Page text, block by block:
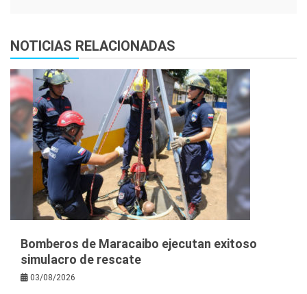
NOTICIAS RELACIONADAS
Bomberos de Maracaibo ejecutan exitoso
simulacro de rescate
03/08/2026